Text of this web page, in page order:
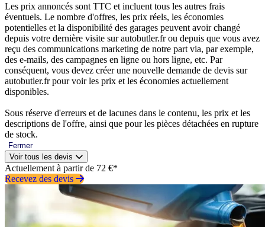
Les prix annoncés sont TTC et incluent tous les autres frais
éventuels. Le nombre d'offres, les prix réels, les économies
potentielles et la disponibilité des garages peuvent avoir changé
depuis votre dernière visite sur autobutler.fr ou depuis que vous avez
reçu des communications marketing de notre part via, par exemple,
des e-mails, des campagnes en ligne ou hors ligne, etc. Par
conséquent, vous devez créer une nouvelle demande de devis sur
autobutler.fr pour voir les prix et les économies actuellement
disponibles.
Sous réserve d'erreurs et de lacunes dans le contenu, les prix et les
descriptions de l'offre, ainsi que pour les pièces détachées en rupture
de stock.
Fermer
Voir tous les devis
Actuellement à partir de 72 €*
Recevez des devis